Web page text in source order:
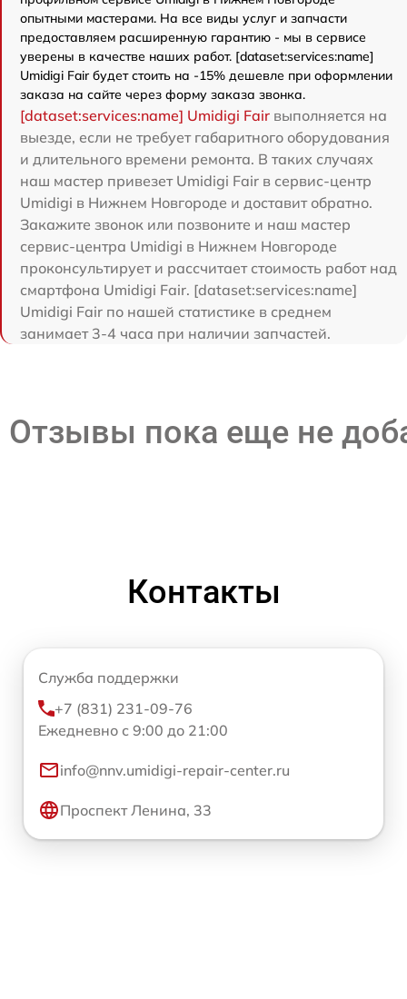
опытными мастерами. На все виды услуг и запчасти
предоставляем расширенную гарантию - мы в сервисе
уверены в качестве наших работ. [dataset:services:name]
Umidigi Fair будет стоить на -15% дешевле при оформлении
заказа на сайте через форму заказа звонка.
[dataset:services:name] Umidigi Fair выполняется на
выезде, если не требует габаритного оборудования
и длительного времени ремонта. В таких случаях
наш мастер привезет Umidigi Fair в сервис-центр
Umidigi в Нижнем Новгороде и доставит обратно.
Закажите звонок или позвоните и наш мастер
сервис-центра Umidigi в Нижнем Новгороде
проконсультирует и рассчитает стоимость работ над
смартфона Umidigi Fair. [dataset:services:name]
Umidigi Fair по нашей статистике в среднем
занимает 3-4 часа при наличии запчастей.
Отзывы пока еще не
Контакты
Служба поддержки
+7 (831) 231-09-76
Ежедневно с 9:00 до 21:00
info@nnv.umidigi-repair-center.ru
Проспект Ленина, 33